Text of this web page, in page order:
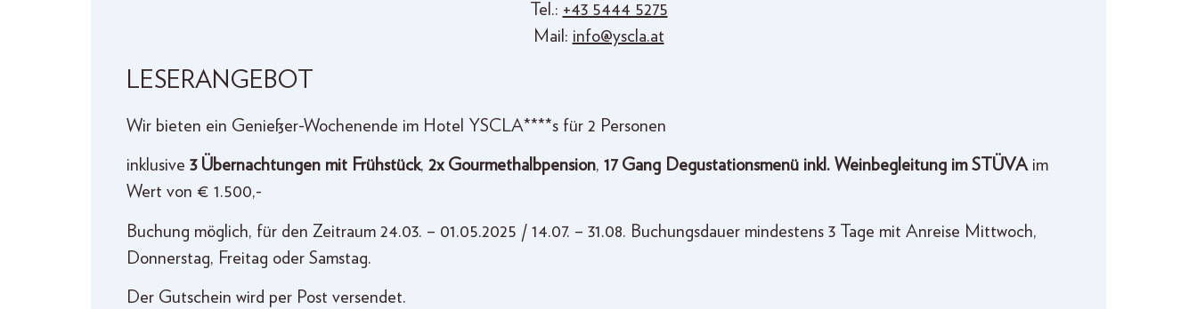
Tel.: +43 5444 5275
Mail: info@yscla.at
LESERANGEBOT
Wir bieten ein Genießer-Wochenende im Hotel YSCLA****s für 2 Personen
inklusive 3 Übernachtungen mit Frühstück, 2x Gourmethalbpension, 17 Gang Degustationsmenü inkl. Weinbegleitung im STÜVAim
Wert von € 1.500,-
Buchung möglich, für den Zeitraum 24.03. – 01.05.2025 / 14.07. – 31.08. Buchungsdauer mindestens 3 Tage mit Anreise Mittwoch,
Donnerstag, Freitag oder Samstag.
Der Gutschein wird per Post versendet.